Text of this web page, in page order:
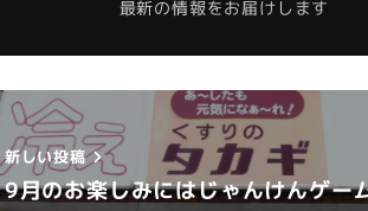
最新の情報をお届けします
新しい投稿
9月のお楽しみにはじゃんけんゲー